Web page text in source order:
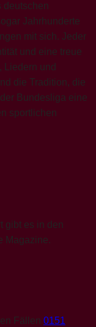
deutschen
Jahrhunderte
mit sich. Jeder
und eine treue
Liedern und
die Tradition, die
Bundesliga eine
sportlichen
gibt es in den
Magazine.
Fällen 0151